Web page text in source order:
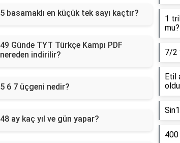
5 basamaklı en küçük tek sayı kaçtır?
49 Günde TYT Türkçe Kampı PDF
nereden indirilir?
5 6 7 üçgeni nedir?
48 ay kaç yıl ve gün yapar?
1
mu?
7/2
Etil
400